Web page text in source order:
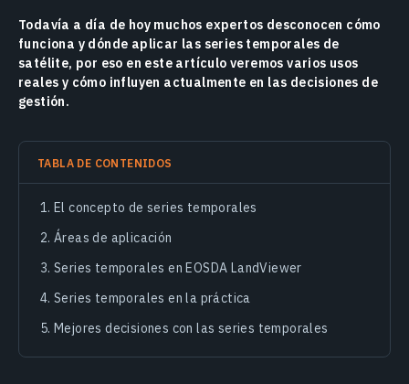
Todavía a día de hoy muchos expertos desconocen cómo
funciona y dónde aplicar las series temporales de
satélite, por eso en este artículo veremos varios usos
reales y cómo influyen actualmente en las decisiones de
gestión.
TABLA DE CONTENIDOS
El concepto de series temporales
Áreas de aplicación
Series temporales en EOSDA LandViewer
Series temporales en la práctica
Mejores decisiones con las series temporales